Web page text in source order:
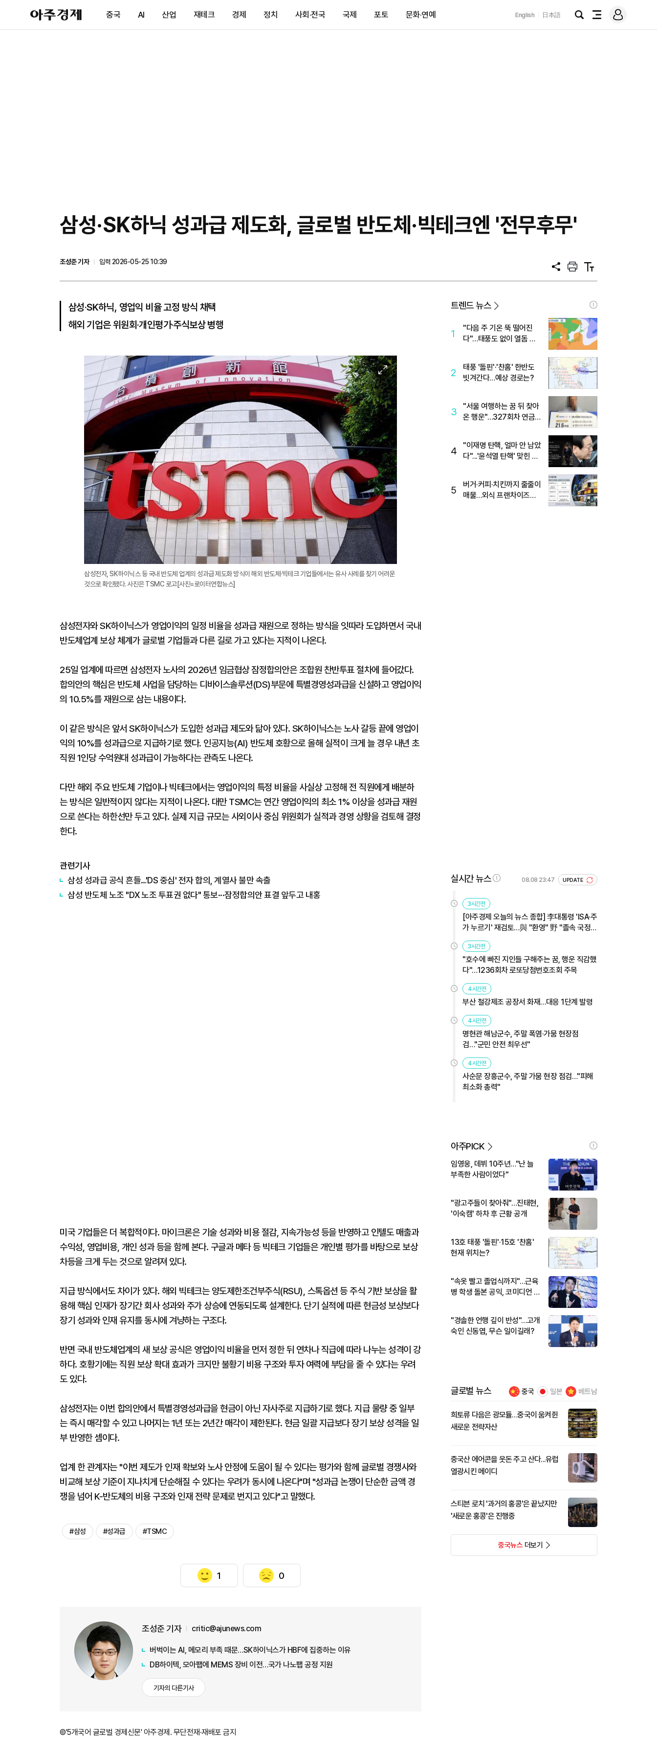
아
주
제
중국 AI 산업 재테크 경제 정치 사회·전국 국제 포토 문화·연예 English 日本語
검
전
메
그
삼성·SK하닉 성과급 제도화, 글로벌 반도체·빅테크엔 '전무후무'
조성준 기자
입력 2026-05-25 10:39
공
프
트
텍
트
삼성·SK하닉, 영업익 비율 고정 방식 채택
해외 기업은 위원회·개인평가·주식보상 병행
이
미
지
확
대
삼성전자, SK하이닉스 등 국내 반도체 업계의 성과급 제도화 방식이 해외 반도체·빅테크 기업들에서는 유사 사례를 찾기 어려운
것으로 확인됐다. 사진은 TSMC 로고[사진=로이터연합뉴스]
삼성전자와 SK하이닉스가 영업이익의 일정 비율을 성과급 재원으로 정하는 방식을 잇따라 도입하면서 국내
반도체업계 보상 체계가 글로벌 기업들과 다른 길로 가고 있다는 지적이 나온다.
25일 업계에 따르면 삼성전자 노사의 2026년 임금협상 잠정합의안은 조합원 찬반투표 절차에 들어갔다.
합의안의 핵심은 반도체 사업을 담당하는 디바이스솔루션(DS)부문에 특별경영성과급을 신설하고 영업이익
의 10.5%를 재원으로 삼는 내용이다.
이 같은 방식은 앞서 SK하이닉스가 도입한 성과급 제도와 닮아 있다. SK하이닉스는 노사 갈등 끝에 영업이
익의 10%를 성과급으로 지급하기로 했다. 인공지능(AI) 반도체 호황으로 올해 실적이 크게 늘 경우 내년 초
직원 1인당 수억원대 성과급이 가능하다는 관측도 나온다.
다만 해외 주요 반도체 기업이나 빅테크에서는 영업이익의 특정 비율을 사실상 고정해 전 직원에게 배분하
는 방식은 일반적이지 않다는 지적이 나온다. 대만 TSMC는 연간 영업이익의 최소 1% 이상을 성과급 재원
으로 쓴다는 하한선만 두고 있다. 실제 지급 규모는 사외이사 중심 위원회가 실적과 경영 상황을 검토해 결정
한다.
관련기사
삼성 성과급 공식 흔들…'DS 중심' 전자 합의, 계열사 불만 속출
삼성 반도체 노조 "DX 노조 투표권 없다" 통보···잠정합의안 표결 앞두고 내홍
미국 기업들은 더 복합적이다. 마이크론은 기술 성과와 비용 절감, 지속가능성 등을 반영하고 인텔도 매출과
수익성, 영업비용, 개인 성과 등을 함께 본다. 구글과 메타 등 빅테크 기업들은 개인별 평가를 바탕으로 보상
차등을 크게 두는 것으로 알려져 있다.
지급 방식에서도 차이가 있다. 해외 빅테크는 양도제한조건부주식(RSU), 스톡옵션 등 주식 기반 보상을 활
용해 핵심 인재가 장기간 회사 성과와 주가 상승에 연동되도록 설계한다. 단기 실적에 따른 현금성 보상보다
장기 성과와 인재 유지를 동시에 겨냥하는 구조다.
반면 국내 반도체업계의 새 보상 공식은 영업이익 비율을 먼저 정한 뒤 연차나 직급에 따라 나누는 성격이 강
하다. 호황기에는 직원 보상 확대 효과가 크지만 불황기 비용 구조와 투자 여력에 부담을 줄 수 있다는 우려
도 있다.
삼성전자는 이번 합의안에서 특별경영성과급을 현금이 아닌 자사주로 지급하기로 했다. 지급 물량 중 일부
는 즉시 매각할 수 있고 나머지는 1년 또는 2년간 매각이 제한된다. 현금 일괄 지급보다 장기 보상 성격을 일
부 반영한 셈이다.
업계 한 관계자는 "이번 제도가 인재 확보와 노사 안정에 도움이 될 수 있다는 평가와 함께 글로벌 경쟁사와
비교해 보상 기준이 지나치게 단순해질 수 있다는 우려가 동시에 나온다"며 "성과급 논쟁이 단순한 금액 경
쟁을 넘어 K-반도체의 비용 구조와 인재 전략 문제로 번지고 있다"고 말했다.
#삼성 #성과급 #TSMC
1 0
조성준 기자 critic@ajunews.com
버벅이는 AI, 메모리 부족 때문…SK하이닉스가 HBF에 집중하는 이유
DB하이텍, 모아팹에 MEMS 장비 이전…국가 나노팹 공정 지원
기자의 다른기사
©'5개국어 글로벌 경제신문' 아주경제. 무단전재·재배포 금지
트렌드 뉴스
1
"다음 주 기온 뚝 떨어진
다"…태풍도 없이 열돔 박
2
태풍 '돌핀'·'찬홈' 한반도
빗겨간다…예상 경로는?
3
"서울 여행하는 꿈 뒤 찾아
온 행운"…327회차 연금
4
"이재명 탄핵, 얼마 안 남았
다"...'윤석열 탄핵' 맞힌 무
5
버거·커피·치킨까지 줄줄이
매물…외식 프랜차이즈
실시간 뉴스 08.08 23:47 UPDATE
3시간전
[아주경제 오늘의 뉴스 종합] 李대통령 'ISA·주
가 누르기' 재검토…與 "환영" 野 "졸속 국정"
外
3시간전
"호수에 빠진 지인들 구해주는 꿈, 행운 직감했
다"…1236회차 로또당첨번호조회 주목
4시간전
부산 철강제조 공장서 화재…대응 1단계 발령
4시간전
명현관 해남군수, 주말 폭염·가뭄 현장점
검…"군민 안전 최우선"
4시간전
사순문 장흥군수, 주말 가뭄 현장 점검…"피해
최소화 총력"
아주PICK
임영웅, 데뷔 10주년…"난 늘
부족한 사람이었다"
"광고주들이 찾아줘"…진태현,
'이숙캠' 하차 후 근황 공개
13호 태풍 '돌핀'·15호 '찬홈'
현재 위치는?
"속옷 빨고 졸업식까지"…근육
병 학생 돌본 공익, 코미디언 김
"경솔한 언행 깊이 반성"…고개
숙인 신동엽, 무슨 일이길래?
글로벌 뉴스 중국 일본 베트남
희토류 다음은 광모듈…중국이 움켜쥔
새로운 전략자산
중국산 에어콘을 웃돈 주고 산다...유럽
열광시킨 메이디
스티븐 로치 '과거의 홍콩'은 끝났지만
'새로운 홍콩'은 진행중
중국뉴스더보기